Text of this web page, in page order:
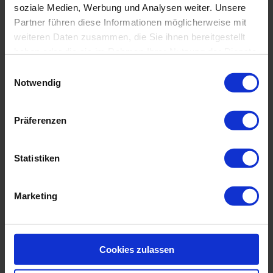
soziale Medien, Werbung und Analysen weiter. Unsere
Partner führen diese Informationen möglicherweise mit
weiteren Daten zusammen, die Sie ihnen bereitgestellt
Notwendig
Präferenzen
Statistiken
Marketing
Cookies zulassen
Oder einfach vorbei kommen.
Wann?
Kosten?
Testverordnung TestV (